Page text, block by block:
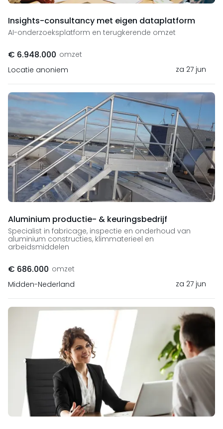
Insights-consultancy met eigen dataplatform
AI-onderzoeksplatform en terugkerende omzet
€ 6.948.000 omzet
Locatie anoniem
za 27 jun
Aluminium productie- & keuringsbedrijf
Specialist in fabricage, inspectie en onderhoud van
aluminium constructies, klimmaterieel en
arbeidsmiddelen
€ 686.000 omzet
Midden-Nederland
za 27 jun